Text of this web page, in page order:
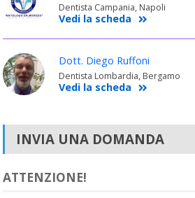
Dentista Campania, Napoli
Vedi la scheda
Dott. Diego Ruffoni
Dentista Lombardia, Bergamo
Vedi la scheda
INVIA UNA DOMANDA
ATTENZIONE!